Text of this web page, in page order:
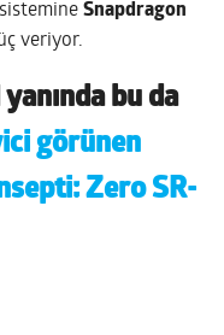
Snapdragon
veriyor.
yanında bu da
görünen
Zero SR-